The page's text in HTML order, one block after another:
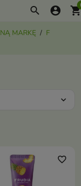
search account_circle
MARKĘ
F
expand_more
favorite_border